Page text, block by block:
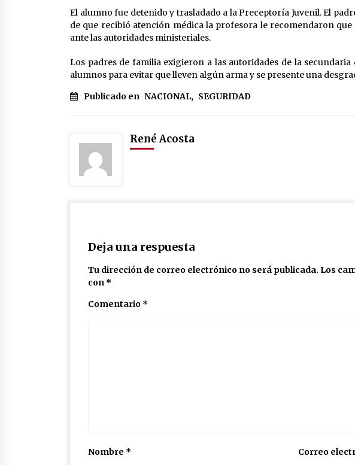
El alumno fue detenido y trasladado a la Preceptoría Juvenil. El
de que recibió atención médica la profesora le recomendaron
ante las autoridades ministeriales.
Los padres de familia exigieron a las autoridades de la
alumnos para evitar que lleven algún arma y se presente una
Publicado en NACIONAL, SEGURIDAD
René Acosta
Deja una respuesta
Tu dirección de correo electrónico no será publicada. Los
con *
Comentario *
Nombre * Correo